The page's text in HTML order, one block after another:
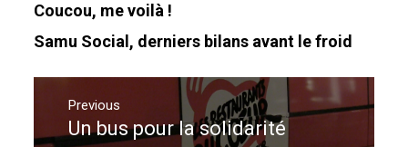
Coucou, me voilà !
Samu Social, derniers bilans avant le froid
Navigation
l’article
Previous
Previous
Un bus pour la solidarité